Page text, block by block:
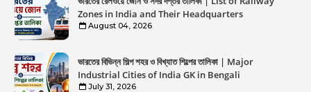
Zones in India and Their Headquarters
August 04, 2026
ভারতের বিভিন্ন শিল্প শহর ও বিখ্যাত শিল্পের তালিকা | Major
Industrial Cities of India GK in Bengali
July 31, 2026